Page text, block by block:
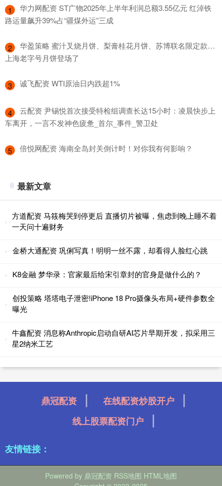
1
​华力网配资 ST广物2025年上半年利润总额3.55亿元 红淖铁
路运量飙升39%占“疆煤外运”三成
2
​华盈策略 蜜汁叉烧月饼、梨膏桂花月饼、苏博联名限定款…
上海老字号月饼登场了
3 ​诚飞配资 WTI原油日内跌超1%
4
​云配资 尹锡悦首次接受特检组调查长达15小时：凌晨快步上
车离开，一言不发神色疲惫_首尔_事件_警卫处
5 ​倍悦网配资 海南全岛封关倒计时！对你我有何影响？
最新文章
方道配资 马筱梅哭到停更后 直播切片被曝，焦虑到晚上睡不着
一天问十遍财务
金桥大通配资 巩俐写真！明明一丝不露，却看得人脸红心跳
K8金融 梦华录：官家最后给宋引章封的官身是做什么的？
创投策略 塔塔电子泄密!iPhone 18 Pro摄像头布局+硬件参数全
曝光
牛鑫配资 消息称Anthropic启动自研AI芯片早期开发，拟采用三
星2纳米工艺
鼎冠配资
在线配资炒股开户
线上股票配资门户
友情链接：
Powered by 鼎冠配资 RSS地图 HTML地图